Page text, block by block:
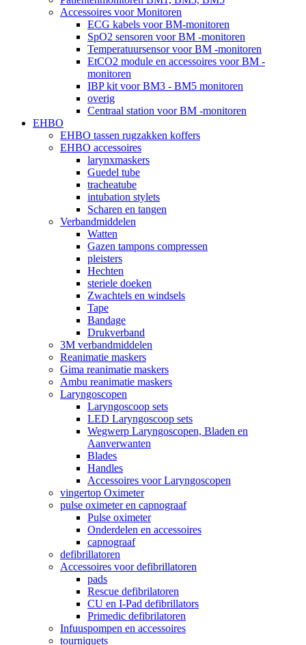
Accessoires voor Monitoren
ECG kabels voor BM-monitoren
SpO2 sensoren voor BM -monitoren
Temperatuursensor voor BM -monitoren
EtCO2 module en accessoires voor BM -
monitoren
IBP kit voor BM3 - BM5 monitoren
overig
Centraal station voor BM -monitoren
EHBO
EHBO tassen rugzakken koffers
EHBO accessoires
larynxmaskers
Guedel tube
tracheatube
intubation stylets
Scharen en tangen
Verbandmiddelen
Watten
Gazen tampons compressen
pleisters
Hechten
steriele doeken
Zwachtels en windsels
Tape
Bandage
Drukverband
3M verbandmiddelen
Reanimatie maskers
Gima reanimatie maskers
Ambu reanimatie maskers
Laryngoscopen
Laryngoscoop sets
LED Laryngoscoop sets
Wegwerp Laryngoscopen, Bladen en
Aanverwanten
Blades
Handles
Accessoires voor Laryngoscopen
vingertop Oximeter
pulse oximeter en capnograaf
Pulse oximeter
Onderdelen en accessoires
capnograaf
defibrillatoren
Accessoires voor defibrillatoren
pads
Rescue defibrilatoren
CU en I-Pad defibrillators
Primedic defibrilatoren
Infuuspompen en accessoires
tourniquets